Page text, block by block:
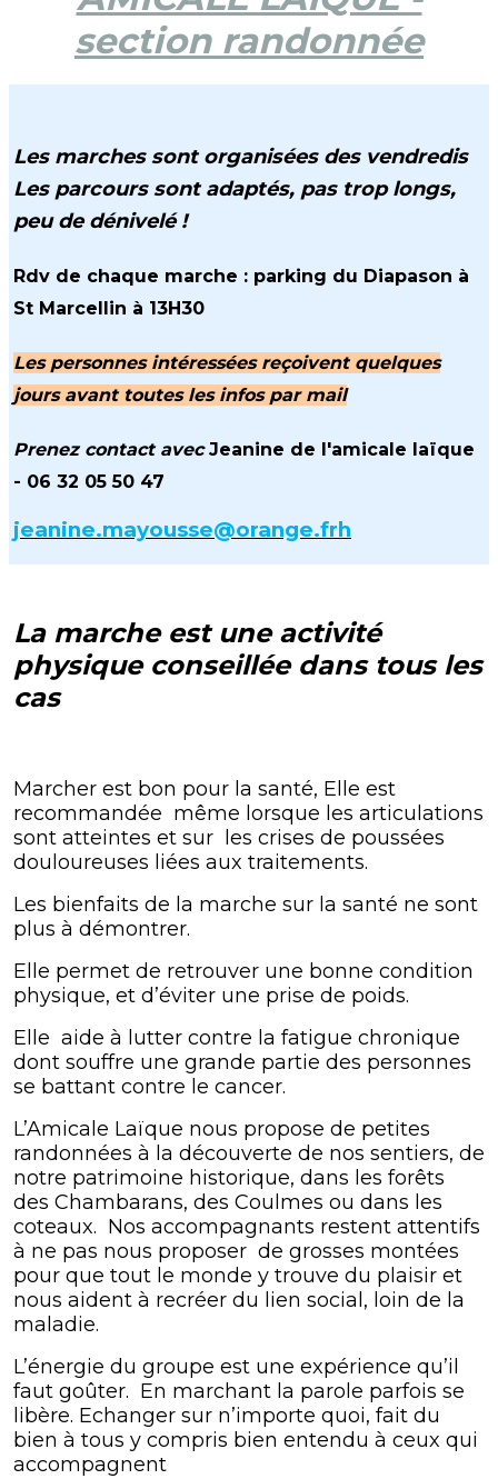
section randonnée
Les marches sont organisées des vendredis
Les parcours sont adaptés, pas trop longs,
peu de dénivelé !
Rdv de chaque marche : parking du Diapason à
St Marcellin à 13H30
Les personnes intéressées reçoivent quelques
jours avant toutes les infos par mail
Prenez contact avecJeanine de l'amicale laïque
- 06 32 05 50 47
jeanine.mayousse@orange.frh
La marche est une activité
physique conseillée dans tous les
cas
Marcher est bon pour la santé, Elle est
recommandée même lorsque les articulations
sont atteintes et sur les crises de poussées
douloureuses liées aux traitements.
Les bienfaits de la marche sur la santé ne sont
plus à démontrer.
Elle permet de retrouver une bonne condition
physique, et d’éviter une prise de poids.
Elle aide à lutter contre la fatigue chronique
dont souffre une grande partie des personnes
se battant contre le cancer.
L’Amicale Laïque nous propose de petites
randonnées à la découverte de nos sentiers, de
notre patrimoine historique, dans les forêts
des Chambarans, des Coulmes ou dans les
coteaux. Nos accompagnants restent attentifs
à ne pas nous proposer de grosses montées
pour que tout le monde y trouve du plaisir et
nous aident à recréer du lien social, loin de la
maladie.
L’énergie du groupe est une expérience qu’il
faut goûter. En marchant la parole parfois se
libère. Echanger sur n’importe quoi, fait du
bien à tous y compris bien entendu à ceux qui
accompagnent